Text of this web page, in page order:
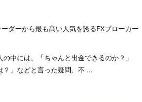
ダーから最も高い人気を誇るFXブローカー
中には、「ちゃんと出金できるのか？」
？」などと言った疑問、不 ...